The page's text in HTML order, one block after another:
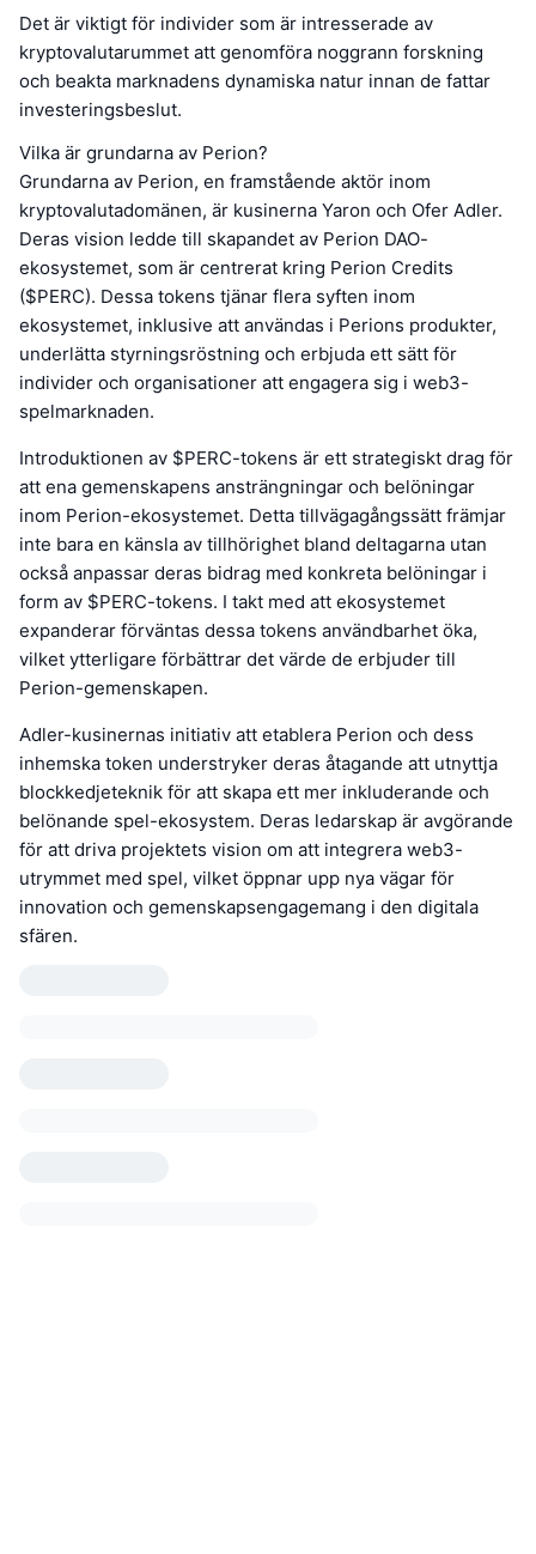
Det är viktigt för individer som är intresserade av
kryptovalutarummet att genomföra noggrann forskning
och beakta marknadens dynamiska natur innan de fattar
investeringsbeslut.
Vilka är grundarna av Perion?
Grundarna av Perion, en framstående aktör inom
kryptovalutadomänen, är kusinerna Yaron och Ofer Adler.
Deras vision ledde till skapandet av Perion DAO-
ekosystemet, som är centrerat kring Perion Credits
($PERC). Dessa tokens tjänar flera syften inom
ekosystemet, inklusive att användas i Perions produkter,
underlätta styrningsröstning och erbjuda ett sätt för
individer och organisationer att engagera sig i web3-
spelmarknaden.
Introduktionen av $PERC-tokens är ett strategiskt drag för
att ena gemenskapens ansträngningar och belöningar
inom Perion-ekosystemet. Detta tillvägagångssätt främjar
inte bara en känsla av tillhörighet bland deltagarna utan
också anpassar deras bidrag med konkreta belöningar i
form av $PERC-tokens. I takt med att ekosystemet
expanderar förväntas dessa tokens användbarhet öka,
vilket ytterligare förbättrar det värde de erbjuder till
Perion-gemenskapen.
Adler-kusinernas initiativ att etablera Perion och dess
inhemska token understryker deras åtagande att utnyttja
blockkedjeteknik för att skapa ett mer inkluderande och
belönande spel-ekosystem. Deras ledarskap är avgörande
för att driva projektets vision om att integrera web3-
utrymmet med spel, vilket öppnar upp nya vägar för
innovation och gemenskapsengagemang i den digitala
sfären.